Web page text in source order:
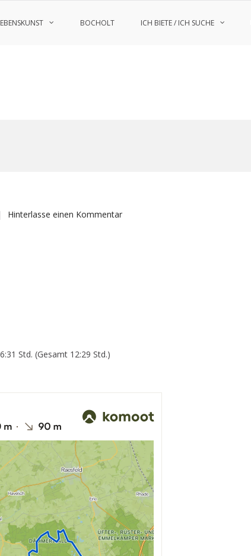
BOCHOLT ICH BIETE / ICH SUCHE
Hinterlasse einen Kommentarauf
Std. (Gesamt 12:29 Std.)